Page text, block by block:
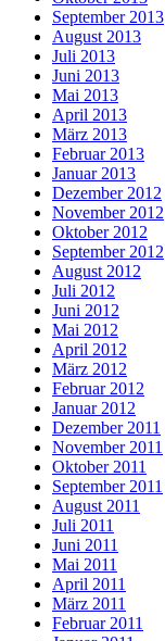
September 2013
August 2013
Juli 2013
Juni 2013
Mai 2013
April 2013
März 2013
Februar 2013
Januar 2013
Dezember 2012
November 2012
Oktober 2012
September 2012
August 2012
Juli 2012
Juni 2012
Mai 2012
April 2012
März 2012
Februar 2012
Januar 2012
Dezember 2011
November 2011
Oktober 2011
September 2011
August 2011
Juli 2011
Juni 2011
Mai 2011
April 2011
März 2011
Februar 2011